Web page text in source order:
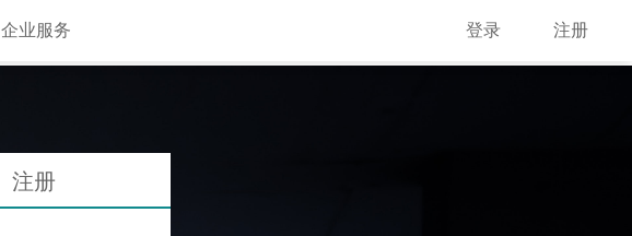
企业服务 登录 注册
注册